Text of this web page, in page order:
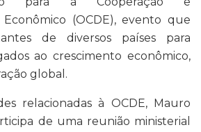
Econômico (OCDE), evento que
de diversos países para
ao crescimento econômico,
global.
relacionadas à OCDE, Mauro
de uma reunião ministerial